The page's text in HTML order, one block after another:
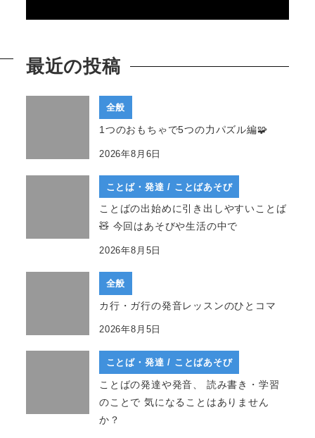
最近の投稿
全般
1つのおもちゃで5つの力パズル編🧩
2026年8月6日
ことば・発達 / ことばあそび
ことばの出始めに引き出しやすいことば
🧸 今回はあそびや生活の中で
2026年8月5日
全般
カ行・ガ行の発音レッスンのひとコマ
2026年8月5日
ことば・発達 / ことばあそび
ことばの発達や発音、 読み書き・学習
のことで 気になることはありません
か？